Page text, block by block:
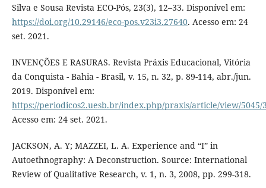
Silva e Sousa Revista ECO-Pós, 23(3), 12–33. Disponível em:
https://doi.org/10.29146/eco-pos.v23i3.27640. Acesso em: 24
set. 2021.
INVENÇÕES E RASURAS. Revista Práxis Educacional, Vitória
da Conquista - Bahia - Brasil, v. 15, n. 32, p. 89-114, abr./jun.
2019. Disponível em:
https://periodicos2.uesb.br/index.php/praxis/article/view/5045/
Acesso em: 24 set. 2021.
JACKSON, A. Y; MAZZEI, L. A. Experience and “I” in
Autoethnography: A Deconstruction. Source: International
Review of Qualitative Research, v. 1, n. 3, 2008, pp. 299-318.